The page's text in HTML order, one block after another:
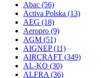
Abac (56)
Activa Polska (13)
AEG (18)
Aeropro (9)
AGM (51)
AIGNEP(11)
AIRCRAFT (349)
AL-KO (30)
ALFRA (36)